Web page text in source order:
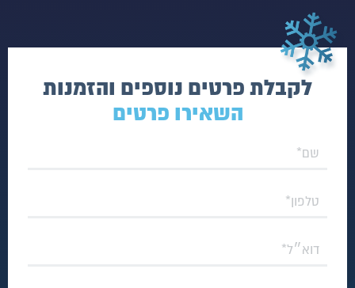
לקבלת פרטים נוספים והזמנות
השאירו פרטים